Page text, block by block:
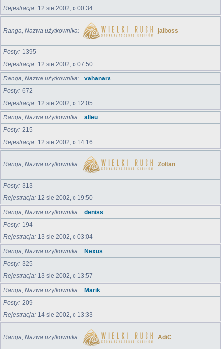
Rejestracja
12 sie 2002, o 00:34
Ranga, Nazwa użytkownika jalboss
Posty
1395
Rejestracja
12 sie 2002, o 07:50
Ranga, Nazwa użytkownika
vahanara
Posty 672
Rejestracja
12 sie 2002, o 12:05
Ranga, Nazwa użytkownika
alieu
Posty 215
Rejestracja
12 sie 2002, o 14:16
Ranga, Nazwa użytkownika Zoltan
Posty 313
Rejestracja
12 sie 2002, o 19:50
Ranga, Nazwa użytkownika
deniss
Posty
194
Rejestracja
13 sie 2002, o 03:04
Ranga, Nazwa użytkownika
Nexus
Posty 325
Rejestracja
13 sie 2002, o 13:57
Ranga, Nazwa użytkownika
Marik
Posty 209
Rejestracja
14 sie 2002, o 13:33
Ranga, Nazwa użytkownika AdiC